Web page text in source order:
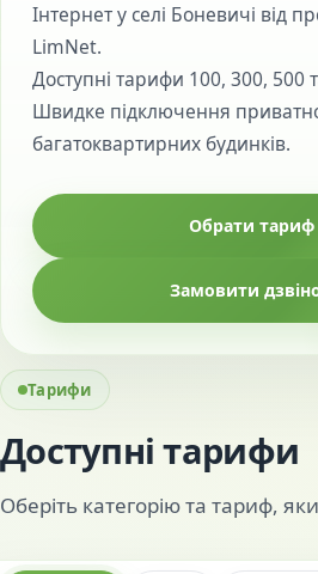
Інтернет у селі Боневичі від
LimNet.
Доступні тарифи 100, 300, 500
Швидке підключення
багатоквартирних будинків.
Обрати тариф
Замовити
Тарифи
Доступні тарифи
Оберіть категорію та тариф,